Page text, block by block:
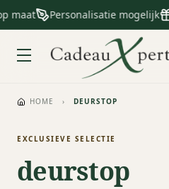
maat Personalisatie mogelijk
HOME › DEURSTOP
EXCLUSIEVE SELECTIE
deurstop